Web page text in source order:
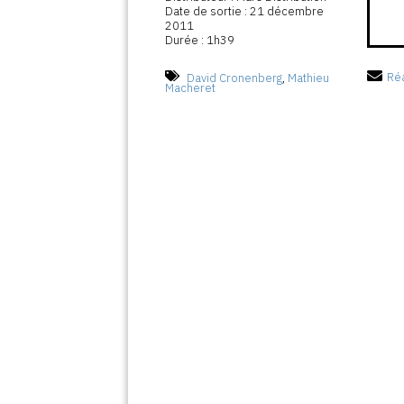
Date de sortie : 21 décembre
2011
Durée : 1h39
David Cronenberg, Mathieu
Macheret